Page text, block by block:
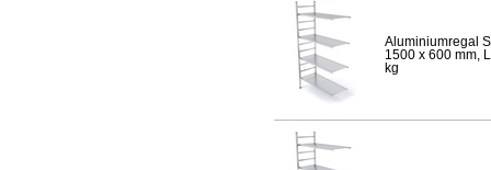
Aluminiumregal
1500 x 600 mm,
kg